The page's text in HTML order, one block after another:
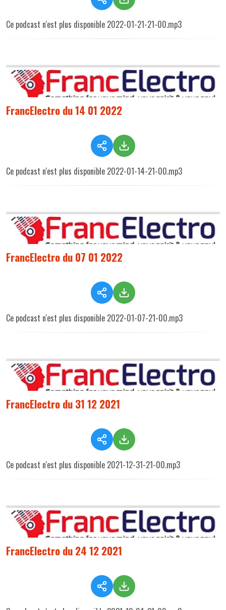
Ce podcast n'est plus disponible 2022-01-21-21-00.mp3
FrancElectro du 14 01 2022
Ce podcast n'est plus disponible 2022-01-14-21-00.mp3
FrancElectro du 07 01 2022
Ce podcast n'est plus disponible 2022-01-07-21-00.mp3
FrancElectro du 31 12 2021
Ce podcast n'est plus disponible 2021-12-31-21-00.mp3
FrancElectro du 24 12 2021